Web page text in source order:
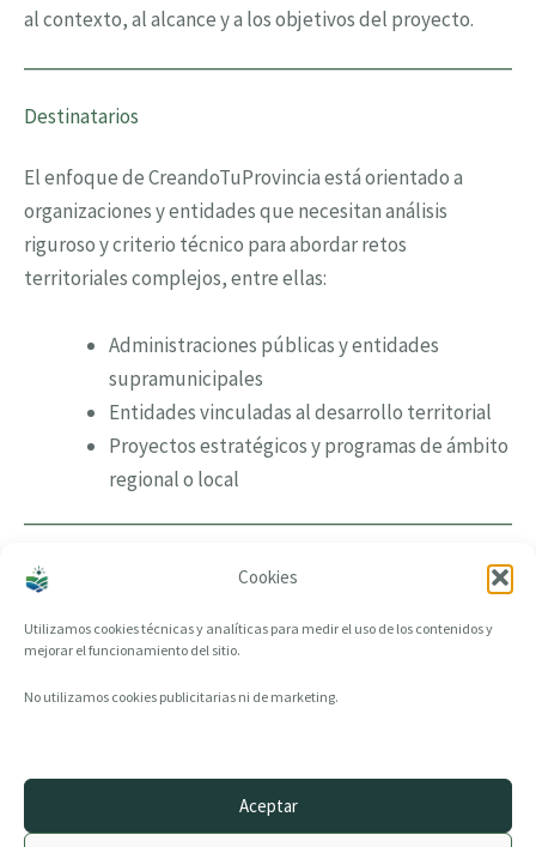
Cookies
Utilizamos cookies técnicas y analíticas para medir el uso de los contenidos y
mejorar el funcionamiento del sitio.
No utilizamos cookies publicitarias ni de marketing.
Aceptar
al contexto, al alcance y a los objetivos del proyecto.
Destinatarios
El enfoque de CreandoTuProvincia está orientado a
organizaciones y entidades que necesitan análisis
riguroso y criterio técnico para abordar retos
territoriales complejos, entre ellas:
Administraciones públicas y entidades
supramunicipales
Entidades vinculadas al desarrollo territorial
Proyectos estratégicos y programas de ámbito
regional o local
Cierre
El trabajo de CreandoTuProvincia se articula a través de
investigaciónyaplicación del conocimiento